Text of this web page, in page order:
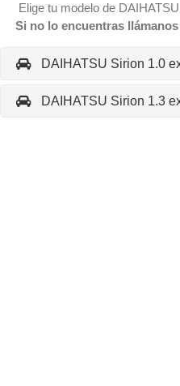
Elige tu modelo de
Si no lo encuentras llámanos
DAIHATSU Sirion 1.0
DAIHATSU Sirion 1.3